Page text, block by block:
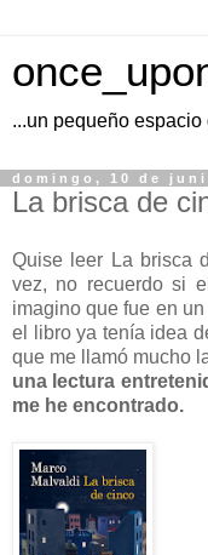
...un pequeño
domingo, 10 de
La brisca de
Quise leer La brisca
vez, no recuerdo si
imagino que fue en
el libro ya tenía idea
que me llamó mucho
una lectura
me he encontrado.